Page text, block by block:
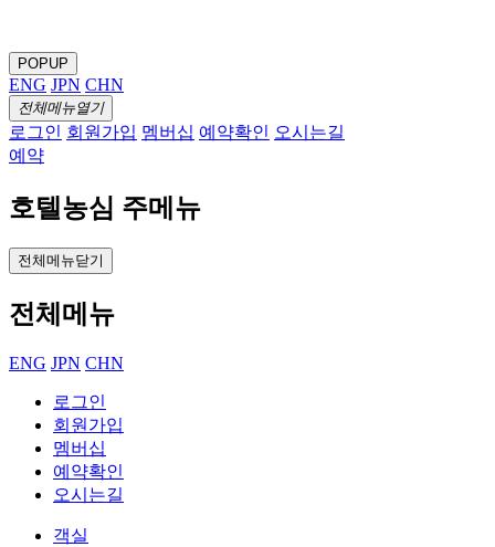
POPUP
ENG JPN CHN
전체메뉴열기
로그인 회원가입 멤버십 예약확인 오시는길
예약
호텔농심 주메뉴
전체메뉴닫기
전체메뉴
ENG JPN CHN
로그인
회원가입
멤버십
예약확인
오시는길
객실